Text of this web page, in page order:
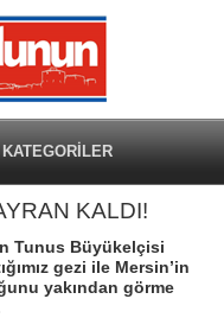
KATEGORİLER
KALDI!
Tunus Büyükelçisi
gezi ile Mersin’in
yakından görme